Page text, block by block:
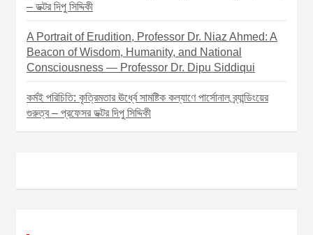
– ডক্টর দিপু সিদ্দিকী
A Portrait of Erudition, Professor Dr. Niaz Ahmed: A
Beacon of Wisdom, Humanity, and National
Consciousness — Professor Dr. Dipu Siddiqui
কর্মই পরিচিতি: কৃত্রিমতার ঊর্ধ্বে সামষ্টিক কল্যাণে পার্সোনাল ব্র্যান্ডিংয়ের
গুরুত্ব – প্রফেসর ডক্টর দিপু সিদ্দিকী